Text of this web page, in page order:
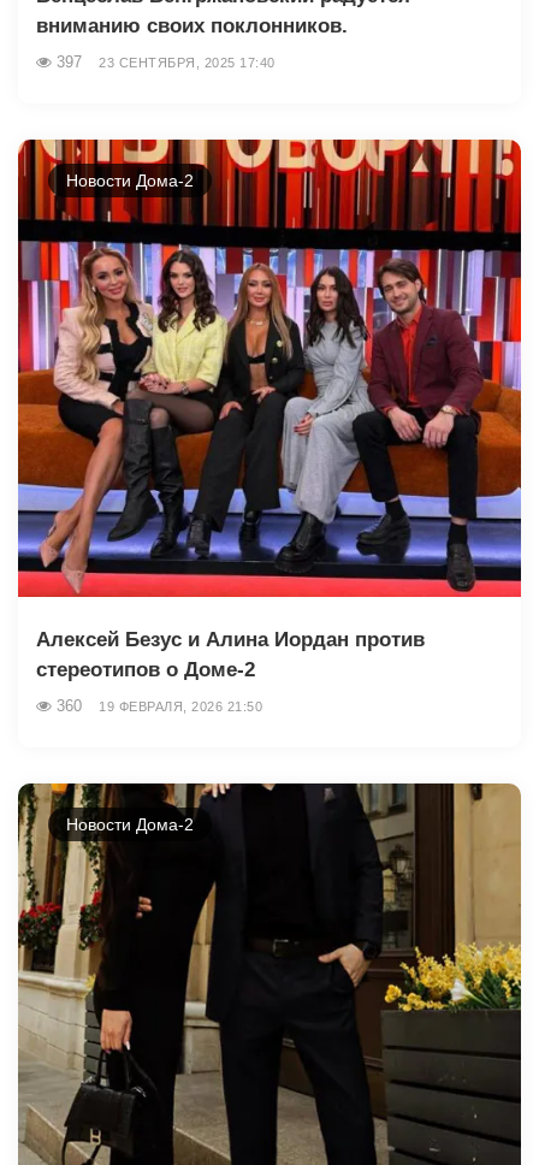
вниманию своих поклонников.
397 23 СЕНТЯБРЯ, 2025 17:40
Новости Дома-2
Алексей Безус и Алина Иордан против
стереотипов о Доме-2
360 19 ФЕВРАЛЯ, 2026 21:50
Новости Дома-2